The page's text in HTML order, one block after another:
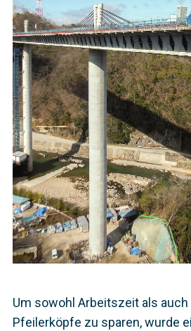
Um sowohl Arbeitszeit als
Pfeilerköpfe zu sparen, wurde